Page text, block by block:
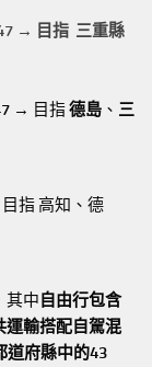
→ 目指 三重縣
→ 目指德島 、 三
指 高知、德
其中自由行包含
運輸搭配自駕混
道府縣中的43